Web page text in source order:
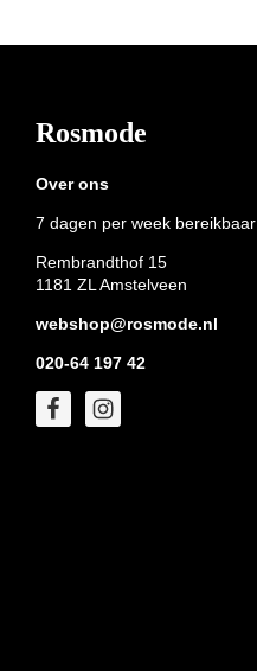
Footer
Rosmode
Over ons
7 dagen per week bereikbaar
Rembrandthof 15
1181 ZL Amstelveen
webshop@rosmode.nl
020-64 197 42